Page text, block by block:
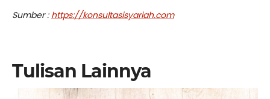
Sumber : https://konsultasisyariah.com
Tulisan Lainnya